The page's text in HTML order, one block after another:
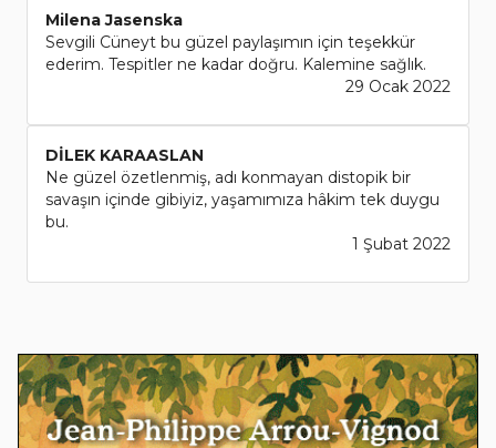
Milena Jasenska
Sevgili Cüneyt bu güzel paylaşımın için teşekkür
ederim. Tespitler ne kadar doğru. Kalemine sağlık.
29 Ocak 2022
DİLEK KARAASLAN
Ne güzel özetlenmiş, adı konmayan distopik bir
savaşın içinde gibiyiz, yaşamımıza hâkim tek duygu
bu.
1 Şubat 2022